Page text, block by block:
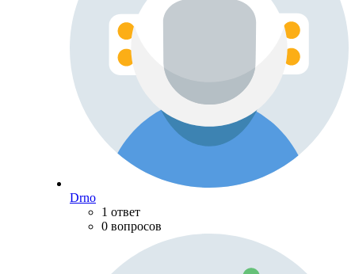
Drno
1 ответ
0 вопросов